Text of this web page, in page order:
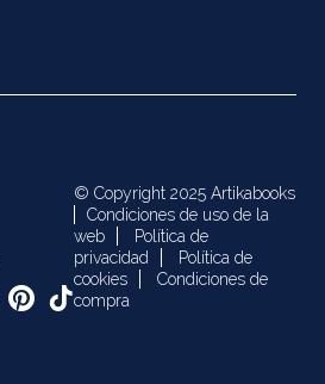
© Copyright 2025 Artikabooks
Condiciones de uso de la
web
Política de
privacidad
Política de
cookies
Condiciones de
compra